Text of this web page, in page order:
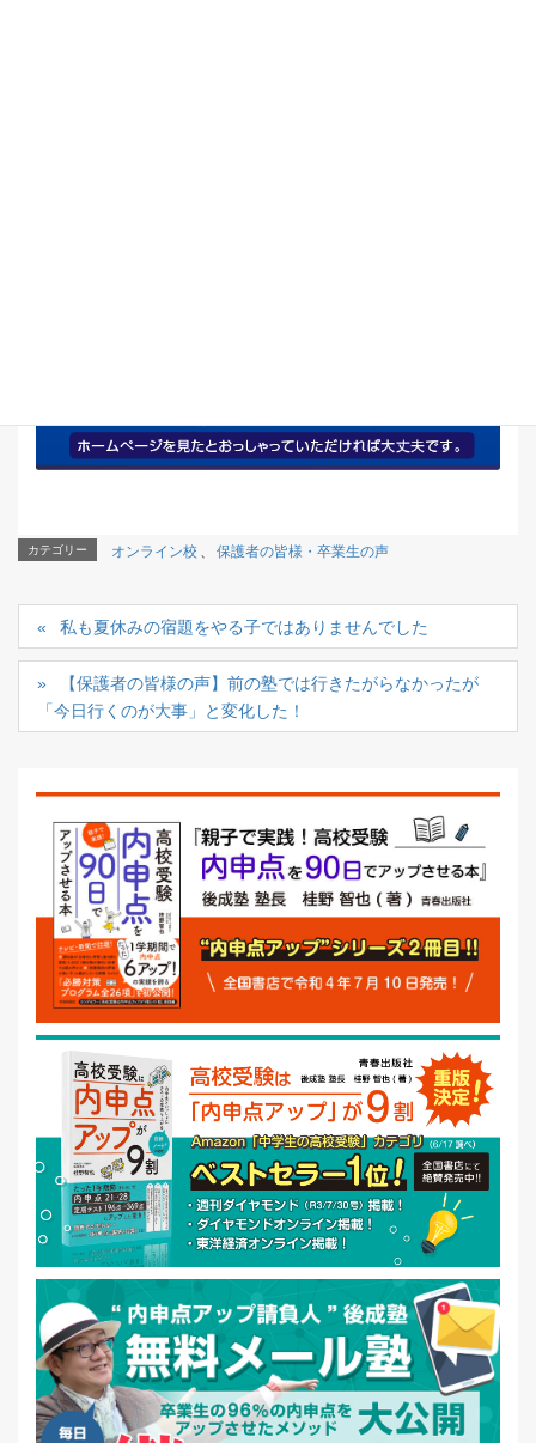
カテゴリー オンライン校 、 保護者の皆様・卒業生の声
私も夏休みの宿題をやる子ではありませんでした
【保護者の皆様の声】前の塾では行きたがらなかったが
「今日行くのが大事」と変化した！